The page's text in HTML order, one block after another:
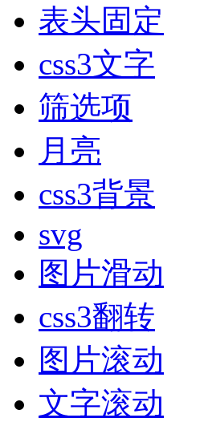
表头固定
css3文字
筛选项
月亮
css3背景
svg
图片滑动
css3翻转
图片滚动
文字滚动